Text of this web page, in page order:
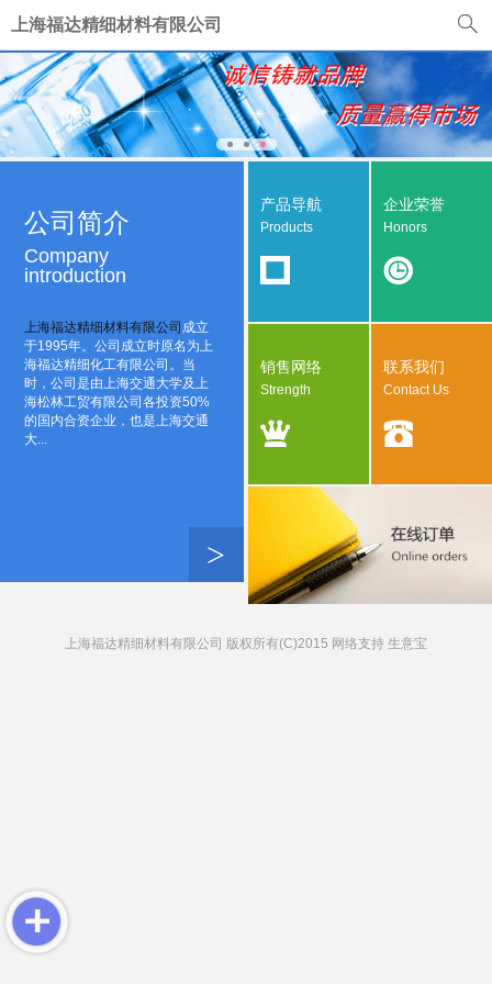
上海福达精细材料有限公司
>
公司简介
Company
introduction
上海福达精细材料有限公司 成立
于1995年。公司成立时原名为上
海福达精细化工有限公司。当
时，公司是由上海交通大学及上
海松林工贸有限公司各投资50%
的国内合资企业，也是上海交通
大...
产品导航
Products
企业荣誉
Honors
销售网络
Strength
联系我们
Contact Us
上海福达精细材料有限公司 版权所有(C)2015 网络支持 生意宝